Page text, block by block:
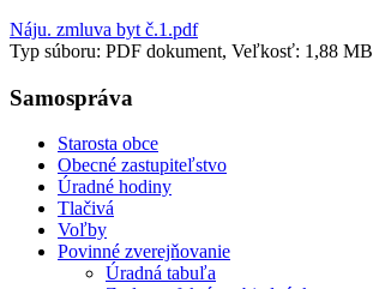
Náju. zmluva byt č.1.pdf
Typ súboru: PDF dokument, Veľkosť: 1,88 MB
Samospráva
Starosta obce
Obecné zastupiteľstvo
Úradné hodiny
Tlačivá
Voľby
Povinné zverejňovanie
Úradná tabuľa